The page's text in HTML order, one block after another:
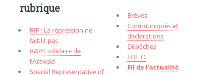
rubrique
RIF : La répression ne
faiblit pas
R&PS solidaire de
l’Azawad
Special Representative of
Brèves
Communiqués et
déclarations
Dépêches
EDITO
Fil de l’actualité